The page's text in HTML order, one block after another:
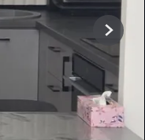
Next